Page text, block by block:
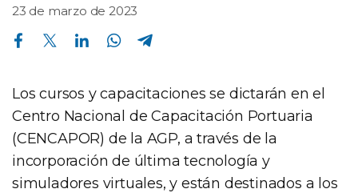
23 de marzo de 2023
Compartir en Facebook Compartir en Twitter Compartir en Linkedin Compartir en Whatsapp
Los cursos y capacitaciones se dictarán en el
Centro Nacional de Capacitación Portuaria
(CENCAPOR) de la AGP, a través de la
incorporación de última tecnología y
simuladores virtuales, y están destinados a los